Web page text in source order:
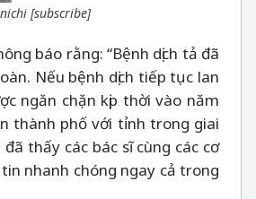
[subscribe]
báo rằng: “Bệnh dịch tả đã
Nếu bệnh dịch tiếp tục lan
ngăn chặn kịp thời vào năm
thành phố với tỉnh trong giai
thấy các bác sĩ cùng các cơ
nhanh chóng ngay cả trong